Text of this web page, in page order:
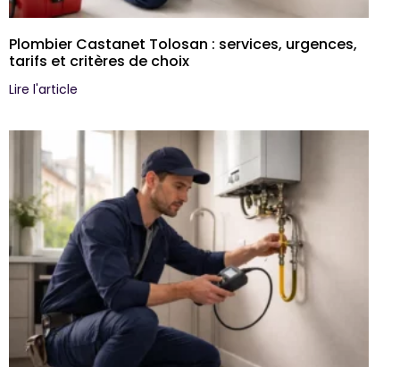
Plombier Castanet Tolosan : services, urgences,
tarifs et critères de choix
Lire l'article